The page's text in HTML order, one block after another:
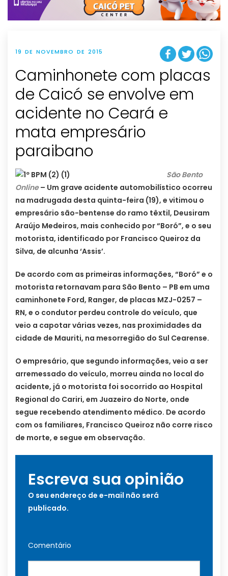
o
n
19 DE NOVEMBRO DE 2015
Caminhonete com placas
de Caicó se envolve em
acidente no Ceará e
mata empresário
paraibano
São Bento
Online– Um grave acidente automobilístico ocorreu
na madrugada desta quinta-feira (19), e vitimou o
empresário são-bentense do ramo têxtil, Deusiram
Araújo Medeiros, mais conhecido por “Boró”, e o seu
motorista, identificado por Francisco Queiroz da
Silva, de alcunha ‘Assis’.
De acordo com as primeiras informações, “Boró” e o
motorista retornavam para São Bento – PB em uma
caminhonete Ford, Ranger, de placas MZJ-0257 –
RN, e o condutor perdeu controle do veículo, que
veio a capotar várias vezes, nas proximidades da
cidade de Mauriti, na mesorregião do Sul Cearense.
O empresário, que segundo informações, veio a ser
arremessado do veículo, morreu ainda no local do
acidente, já o motorista foi socorrido ao Hospital
Regional do Cariri, em Juazeiro do Norte, onde
segue recebendo atendimento médico. De acordo
com os familiares, Francisco Queiroz não corre risco
de morte, e segue em observação.
Escreva sua opinião
O seu endereço de e-mail não será
publicado.
Comentário